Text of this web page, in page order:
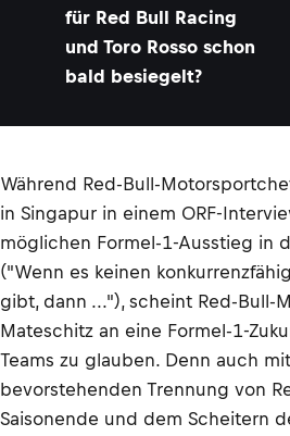
für Red Bull Racing
und Toro Rosso schon
bald besiegelt?
Während Red-Bull-
in Singapur in einem ORF-
möglichen Formel-1-Ausstieg in
("Wenn es keinen
gibt, dann ..."), scheint Red-Bull-
Mateschitz an eine Formel-1-
Teams zu glauben. Denn auch
bevorstehenden Trennung von
Saisonende und dem Scheitern